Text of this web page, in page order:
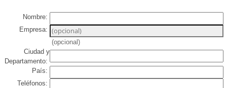
Nombre:
Empresa:
(opcional)
Ciudad y
Departamento:
País:
Teléfonos: